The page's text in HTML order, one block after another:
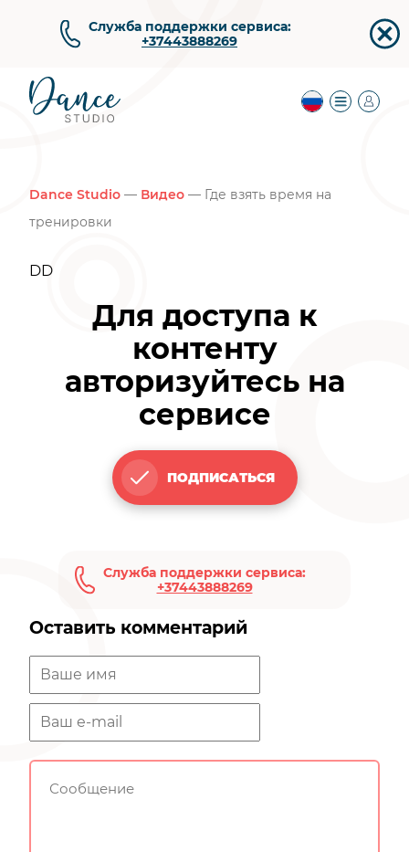
Служба поддержки сервиса:
+37443888269
Dance Studio — Видео — Где взять время на
тренировки
DD
Для доступа к
контенту
авторизуйтесь на
сервисе
ПОДПИСАТЬСЯ
Служба поддержки сервиса:
+37443888269
Оставить комментарий